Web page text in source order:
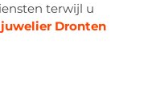
terwijl u
juwelier Dronten